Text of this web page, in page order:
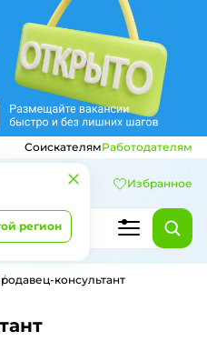
регион
СоискателямРаботодателям
Избранное
консультант